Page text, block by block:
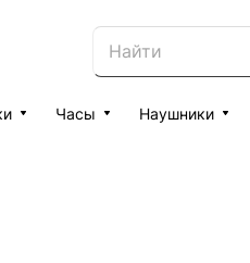
Часы Наушники